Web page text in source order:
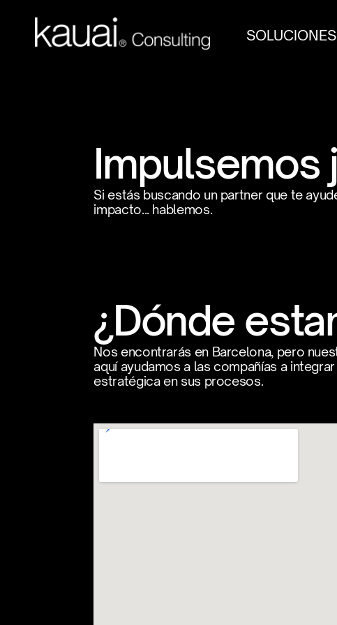
Impulsemos
Si estás buscando un partner que te
impacto... hablemos.
¿Dónde
Nos encontrarás en Barcelona, pero
aquí ayudamos a las compañías a
estratégica en sus procesos.